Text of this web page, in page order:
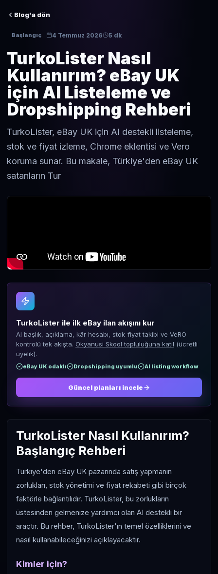
Blog'a dön
Başlangıç 4 Temmuz 2026 5 dk
TurkoLister Nasıl
Kullanırım? eBay UK
için AI Listeleme ve
Dropshipping Rehberi
TurkoLister, eBay UK için AI destekli listeleme,
stok ve fiyat izleme, Chrome eklentisi ve Vero
koruma sunar. Bu makale, Türkiye'den eBay UK
satanların Tur
TurkoLister ile ilk eBay ilan akışını kur
AI başlık, açıklama, kâr hesabı, stok-fiyat takibi ve VeRO
kontrolü tek akışta. Okyanusi Skool topluluğuna katıl (ücretli
üyelik).
eBay UK odaklı Dropshipping uyumlu AI listing workflow
Güncel planları incele
TurkoLister Nasıl Kullanırım?
Başlangıç Rehberi
Türkiye'den eBay UK pazarında satış yapmanın
zorlukları, stok yönetimi ve fiyat rekabeti gibi birçok
faktörle bağlantılıdır. TurkoLister, bu zorlukların
üstesinden gelmenize yardımcı olan AI destekli bir
araçtır. Bu rehber, TurkoLister'ın temel özelliklerini ve
nasıl kullanabileceğinizi açıklayacaktır.
Kimler için?